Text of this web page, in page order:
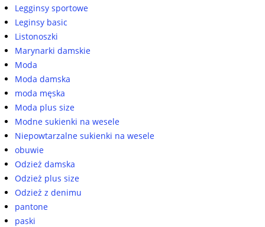
Legginsy sportowe
Leginsy basic
Listonoszki
Marynarki damskie
Moda
Moda damska
moda męska
Moda plus size
Modne sukienki na wesele
Niepowtarzalne sukienki na wesele
obuwie
Odzież damska
Odzież plus size
Odzież z denimu
pantone
paski